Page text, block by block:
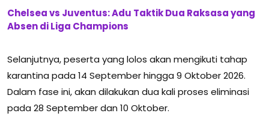
Chelsea vs Juventus: Adu Taktik Dua Raksasa yang
Absen di Liga Champions
Selanjutnya, peserta yang lolos akan mengikuti tahap
karantina pada 14 September hingga 9 Oktober 2026.
Dalam fase ini, akan dilakukan dua kali proses eliminasi
pada 28 September dan 10 Oktober.